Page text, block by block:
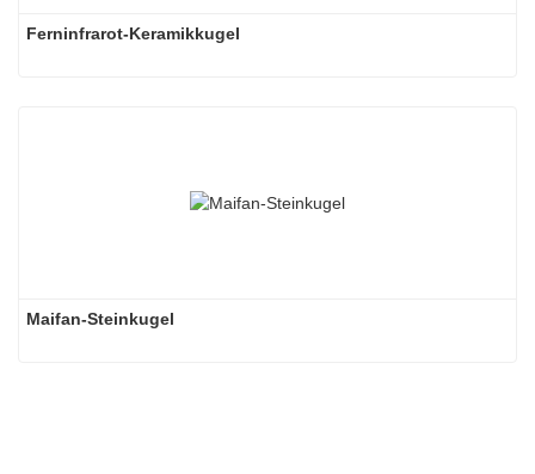
Ferninfrarot-Keramikkugel
Maifan-Steinkugel